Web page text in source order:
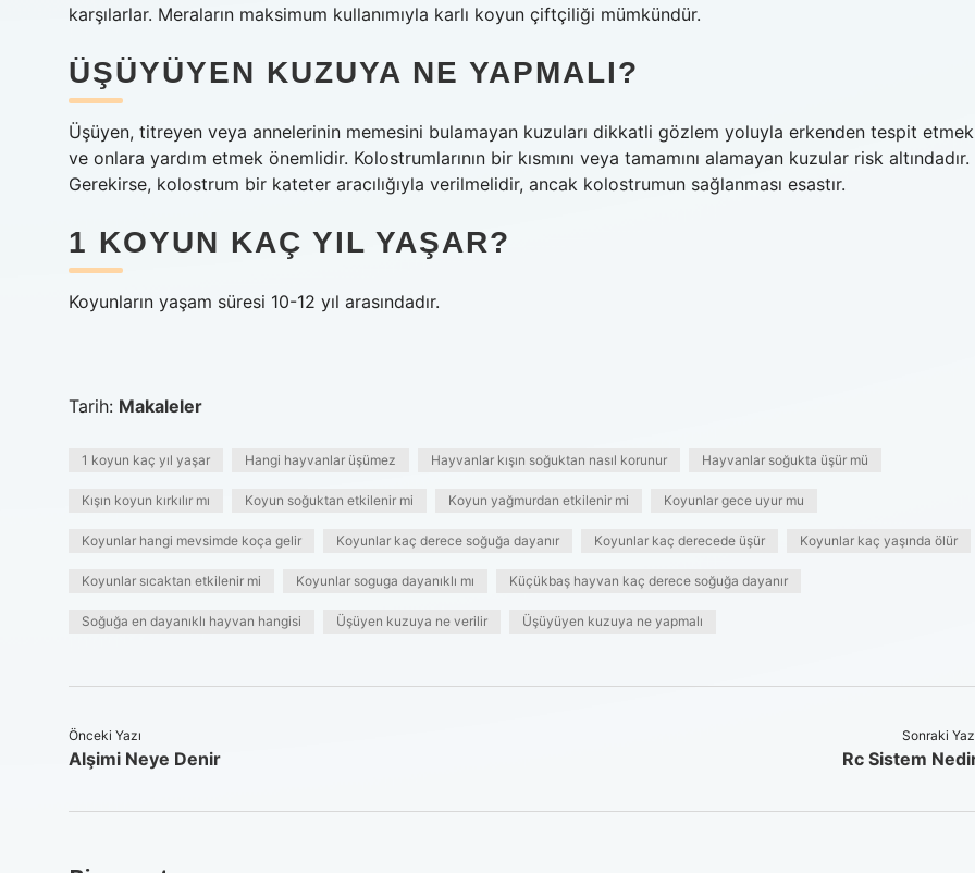
karşılarlar. Meraların maksimum kullanımıyla karlı koyun çiftçiliği mümkündür.
ÜŞÜYÜYEN KUZUYA NE YAPMALI?
Üşüyen, titreyen veya annelerinin memesini bulamayan kuzuları dikkatli gözlem yoluyla erkenden tespit etmek
ve onlara yardım etmek önemlidir. Kolostrumlarının bir kısmını veya tamamını alamayan kuzular risk altındadır.
Gerekirse, kolostrum bir kateter aracılığıyla verilmelidir, ancak kolostrumun sağlanması esastır.
1 KOYUN KAÇ YIL YAŞAR?
Koyunların yaşam süresi 10-12 yıl arasındadır.
Tarih: Makaleler
1 koyun kaç yıl yaşar Hangi hayvanlar üşümez Hayvanlar kışın soğuktan nasıl korunur Hayvanlar soğukta üşür mü
Kışın koyun kırkılır mı Koyun soğuktan etkilenir mi Koyun yağmurdan etkilenir mi Koyunlar gece uyur mu
Koyunlar hangi mevsimde koça gelir Koyunlar kaç derece soğuğa dayanır Koyunlar kaç derecede üşür Koyunlar kaç yaşında ölür
Koyunlar sıcaktan etkilenir mi Koyunlar soguga dayanıklı mı Küçükbaş hayvan kaç derece soğuğa dayanır
Soğuğa en dayanıklı hayvan hangisi Üşüyen kuzuya ne verilir Üşüyüyen kuzuya ne yapmalı
Önceki Yazı
Alşimi Neye Denir
Sonraki
Rc Sistem